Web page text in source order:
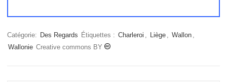
Catégorie: Des Regards Étiquettes : Charleroi , Liège , Wallon ,
Wallonie Creative commons BY